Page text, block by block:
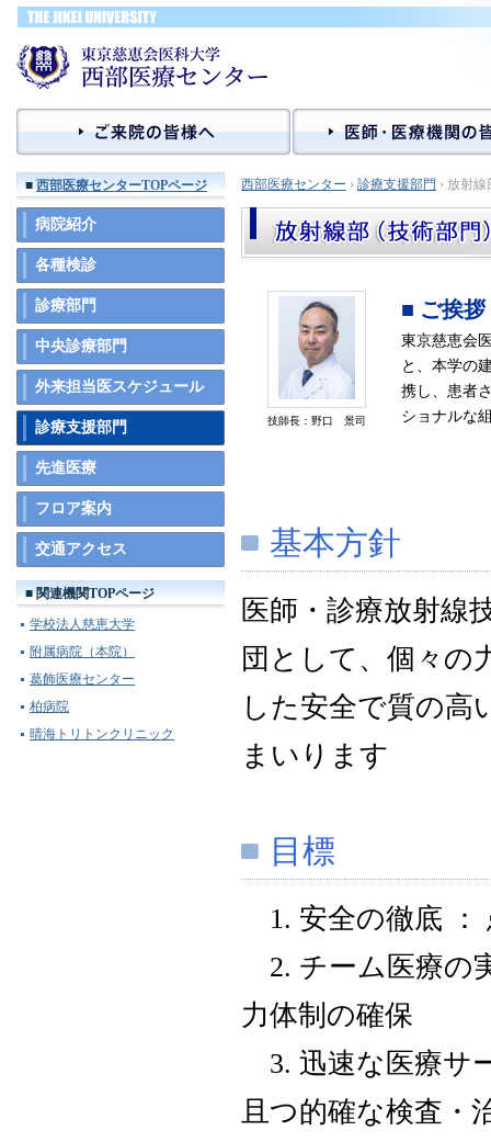
■ 西部医療センターTOPページ
病院紹介
各種検診
診療部門
中央診療部門
外来担当医スケジュール
診療支援部門
先進医療
フロア案内
交通アクセス
■ 関連機関TOPページ
学校法人慈恵大学
附属病院（本院）
葛飾医療センター
柏病院
晴海トリトンクリニック
西部医療センター › 診療支援部門 › 放射
技師長：野口 景司
■ ご挨拶
東京慈恵会
と、本学の
携し、患者
ショナルな
基本方針
医師・診療放射線
団として、個々の
した安全で質の高
まいります
目標
1. 安全の徹底 ：
2. チーム医療の
力体制の確保
3. 迅速な医療サ
且つ的確な検査・